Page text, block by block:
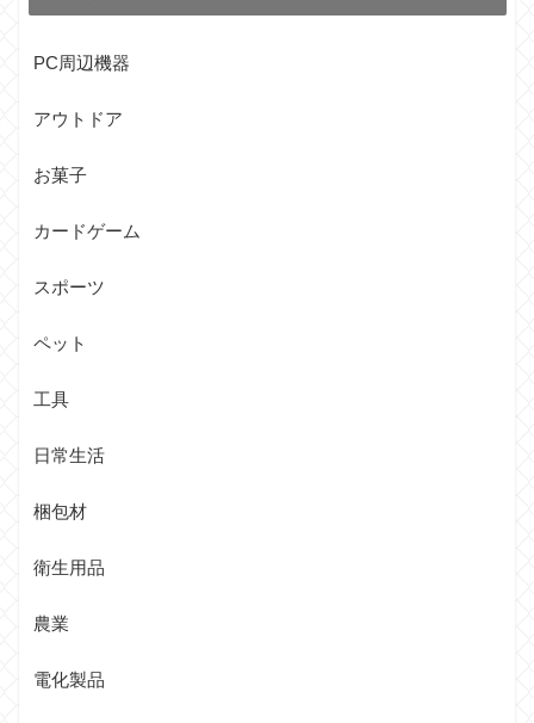
PC周辺機器
アウトドア
お菓子
カードゲーム
スポーツ
ペット
工具
日常生活
梱包材
衛生用品
農業
電化製品